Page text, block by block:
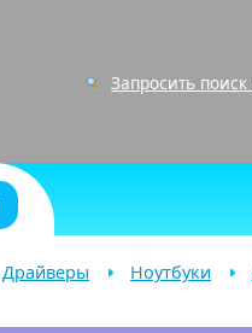
Запросить
Драйверы Ноутбуки